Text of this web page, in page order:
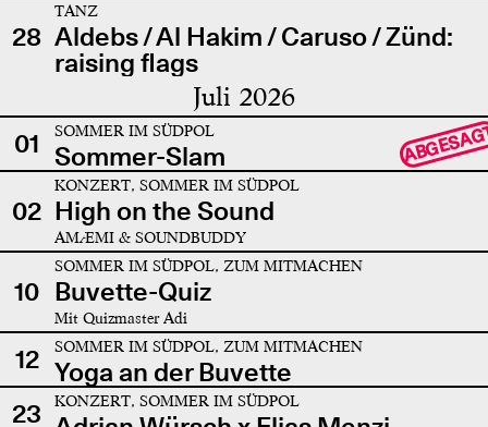
28
TANZ
Aldebs / Al Hakim / Caruso / Zünd:
raising flags
Juli 2026
01 SOMMER IM SÜDPOL
Sommer-Slam
02
KONZERT, SOMMER IM SÜDPOL
High on the Sound
AMÆMI & SOUNDBUDDY
10
SOMMER IM SÜDPOL, ZUM MITMACHEN
Buvette-Quiz
Mit Quizmaster Adi
12 SOMMER IM SÜDPOL, ZUM MITMACHEN
Yoga an der Buvette
23
KONZERT, SOMMER IM SÜDPOL